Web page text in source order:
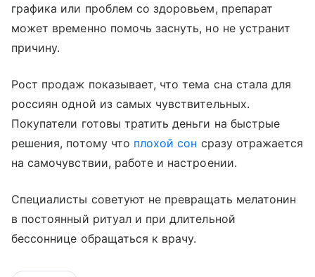
графика или проблем со здоровьем, препарат
может временно помочь заснуть, но не устранит
причину.
Рост продаж показывает, что тема сна стала для
россиян одной из самых чувствительных.
Покупатели готовы тратить деньги на быстрые
решения, потому что плохой сон сразу отражается
на самочувствии, работе и настроении.
Специалисты советуют не превращать мелатонин
в постоянный ритуал и при длительной
бессоннице обращаться к врачу.